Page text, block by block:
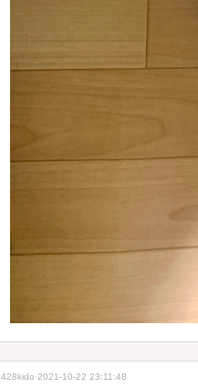
428kido 2021-10-22 23:11:48